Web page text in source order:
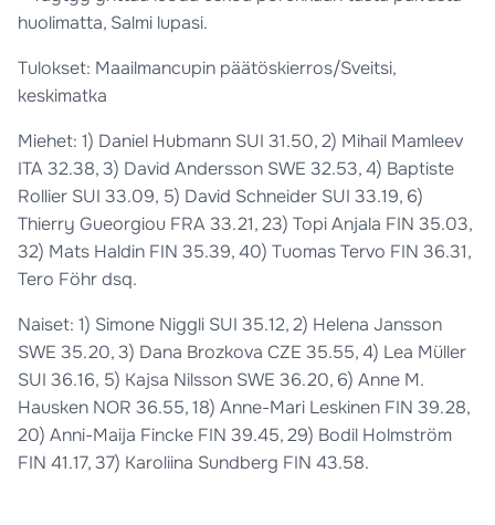
huolimatta, Salmi lupasi.
Tulokset: Maailmancupin päätöskierros/Sveitsi,
keskimatka
Miehet: 1) Daniel Hubmann SUI 31.50, 2) Mihail Mamleev
ITA 32.38, 3) David Andersson SWE 32.53, 4) Baptiste
Rollier SUI 33.09, 5) David Schneider SUI 33.19, 6)
Thierry Gueorgiou FRA 33.21, 23) Topi Anjala FIN 35.03,
32) Mats Haldin FIN 35.39, 40) Tuomas Tervo FIN 36.31,
Tero Föhr dsq.
Naiset: 1) Simone Niggli SUI 35.12, 2) Helena Jansson
SWE 35.20, 3) Dana Brozkova CZE 35.55, 4) Lea Müller
SUI 36.16, 5) Kajsa Nilsson SWE 36.20, 6) Anne M.
Hausken NOR 36.55, 18) Anne-Mari Leskinen FIN 39.28,
20) Anni-Maija Fincke FIN 39.45, 29) Bodil Holmström
FIN 41.17, 37) Karoliina Sundberg FIN 43.58.